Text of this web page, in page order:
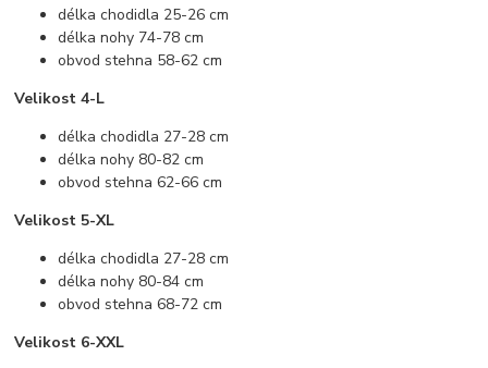
délka chodidla 25-26 cm
délka nohy 74-78 cm
obvod stehna 58-62 cm
Velikost 4-L
délka chodidla 27-28 cm
délka nohy 80-82 cm
obvod stehna 62-66 cm
Velikost 5-XL
délka chodidla 27-28 cm
délka nohy 80-84 cm
obvod stehna 68-72 cm
Velikost 6-XXL